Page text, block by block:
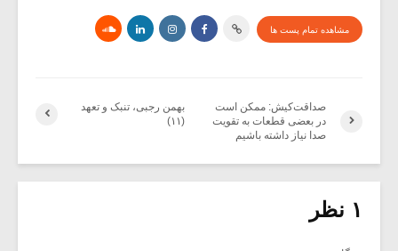
مشاهده تمام پست ها
بهمن رجبی، تنبک و تعهد
(۱۱)
صداقت‌کیش: ممکن است
در بعضی قطعات به تقویت
صدا نیاز داشته باشیم
۱ نظر